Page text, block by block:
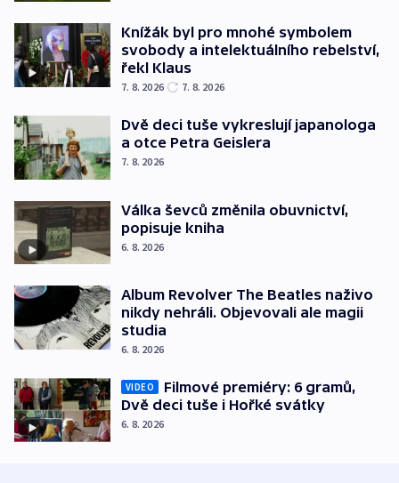
Knížák byl pro mnohé symbolem
svobody a intelektuálního rebelství,
řekl Klaus
7. 8. 2026 7. 8. 2026
Dvě deci tuše vykreslují japanologa
a otce Petra Geislera
7. 8. 2026
Válka ševců změnila obuvnictví,
popisuje kniha
6. 8. 2026
Album Revolver The Beatles naživo
nikdy nehráli. Objevovali ale magii
studia
6. 8. 2026
VIDEO
Filmové premiéry: 6 gramů,
Dvě deci tuše i Hořké svátky
6. 8. 2026